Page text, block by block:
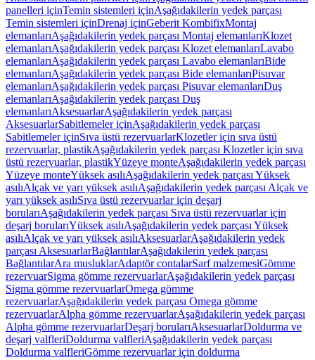
panelleri içinTemin sistemleri içinAşağıdakilerin yedek parçası
Temin sistemleri içinDrenaj içinGeberit KombifixMontaj
elemanlarıAşağıdakilerin yedek parçası Montaj elemanlarıKlozet
elemanlarıAşağıdakilerin yedek parçası Klozet elemanlarıLavabo
elemanlarıAşağıdakilerin yedek parçası Lavabo elemanlarıBide
elemanlarıAşağıdakilerin yedek parçası Bide elemanlarıPisuvar
elemanlarıAşağıdakilerin yedek parçası Pisuvar elemanlarıDuş
elemanlarıAşağıdakilerin yedek parçası Duş
elemanlarıAksesuarlarAşağıdakilerin yedek parçası
AksesuarlarSabitlemeler içinAşağıdakilerin yedek parçası
Sabitlemeler içinSıva üstü rezervuarlarKlozetler için sıva üstü
rezervuarlar, plastikAşağıdakilerin yedek parçası Klozetler için sıva
üstü rezervuarlar, plastikYüzeye monteAşağıdakilerin yedek parçası
Yüzeye monteYüksek asılıAşağıdakilerin yedek parçası Yüksek
asılıAlçak ve yarı yüksek asılıAşağıdakilerin yedek parçası Alçak ve
yarı yüksek asılıSıva üstü rezervuarlar için deşarj
borularıAşağıdakilerin yedek parçası Sıva üstü rezervuarlar için
deşarj borularıYüksek asılıAşağıdakilerin yedek parçası Yüksek
asılıAlçak ve yarı yüksek asılıAksesuarlarAşağıdakilerin yedek
parçası AksesuarlarBağlantılarAşağıdakilerin yedek parçası
BağlantılarAra musluklarAdaptör contalarSarf malzemesiGömme
rezervuarSigma gömme rezervuarlarAşağıdakilerin yedek parçası
Sigma gömme rezervuarlarOmega gömme
rezervuarlarAşağıdakilerin yedek parçası Omega gömme
rezervuarlarAlpha gömme rezervuarlarAşağıdakilerin yedek parçası
Alpha gömme rezervuarlarDeşarj borularıAksesuarlarDoldurma ve
deşarj valfleriDoldurma valfleriAşağıdakilerin yedek parçası
Doldurma valfleriGömme rezervuarlar için doldurma